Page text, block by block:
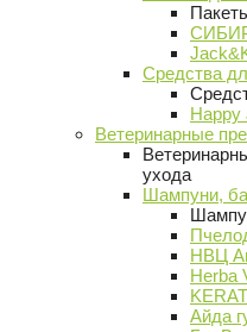
Средства
Happy
Ветеринарные
ухода
Шампуни,
НВЦ
Herba
Айда